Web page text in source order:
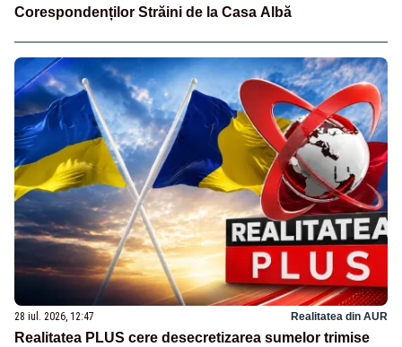
Corespondenților Străini de la Casa Albă
28 iul. 2026, 12:47 Realitatea din AUR
Realitatea PLUS cere desecretizarea sumelor trimise